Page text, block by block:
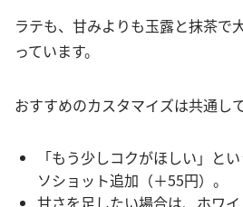
ラテも、甘みよりも玉露と抹茶で
っています。
おすすめのカスタマイズは共通して
「もう少しコクがほしい」と
ソショット追加（＋55円）。
甘さを足したい場合は、ホワ